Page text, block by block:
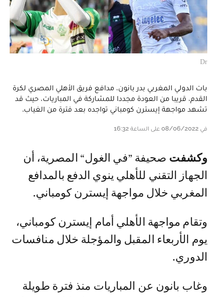
Dr
بات الدولي المغربي بدر بانون، مدافع فريق الأهلي المصري لكرة
القدم، قريبا من العودة مجددا للمشاركة في المباريات، حيث قد
تشهد مواجهة إيسترن كومباني تواجده بعد فترة من الغياب.
في 08/06/2022 على الساعة 16:32
وكشفت صحيفة ”في الغول“ المصرية، أن
الجهاز التقني للأهلي ينوي الدفع بالمدافع
المغربي خلال مواجهة إيسترن كومباني.
وتقام مواجهة الأهلي أمام إيسترن كومباني،
يوم الأربعاء المقبل والمؤجلة خلال منافسات
الدوري.
وغاب بانون عن المباريات منذ فترة طويلة